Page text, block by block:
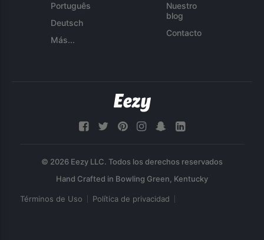
Português
Deutsch
Más...
Nuestro
blog
Contacto
© 2026 Eezy LLC. Todos los derechos reservados
Términos de Uso Política de privacidad